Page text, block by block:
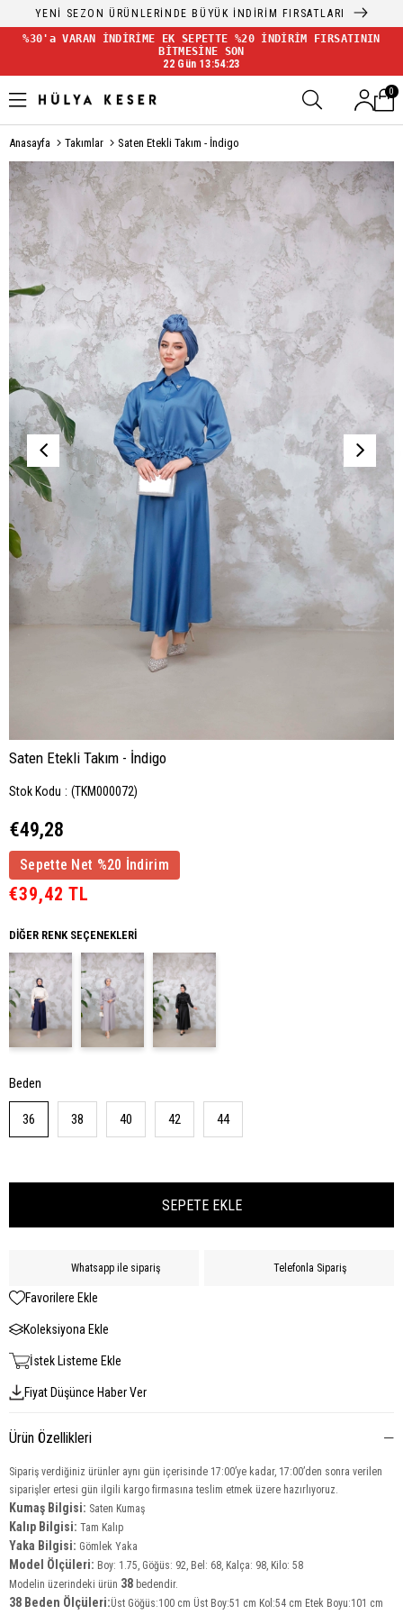
YENİ SEZON ÜRÜNLERİNDE BÜYÜK İNDİRİM FIRSATLARI
%30'a VARAN İNDİRİME EK SEPETTE %20 İNDİRİM FIRSATININ
BİTMESİNE SON
22 Gün 13:54:23
0
Anasayfa Takımlar Saten Etekli Takım - İndigo
Saten Etekli Takım - İndigo
Stok Kodu (TKM000072)
€49,28
Sepette Net %20 İndirim
€39,42 TL
DIĞER RENK SEÇENEKLERI
Beden
36 38 40 42 44
Whatsapp ile sipariş Telefonla Sipariş
Favorilere Ekle
Koleksiyona Ekle
İstek Listeme Ekle
Fiyat Düşünce Haber Ver
Ürün Özellikleri
Sipariş verdiğiniz ürünler aynı gün içerisinde 17:00’ye kadar, 17:00’den sonra verilen
siparişler ertesi gün ilgili kargo firmasına teslim etmek üzere hazırlıyoruz.
Kumaş Bilgisi: Saten Kumaş
Kalıp Bilgisi: Tam Kalıp
Yaka Bilgisi: Gömlek Yaka
Model Ölçüleri: Boy: 1.75, Göğüs: 92, Bel: 68, Kalça: 98, Kilo: 58
Modelin üzerindeki ürün 38 bedendir.
38 Beden Ölçüleri:Üst Göğüs:100 cm Üst Boy:51 cm Kol:54 cm Etek Boyu:101 cm